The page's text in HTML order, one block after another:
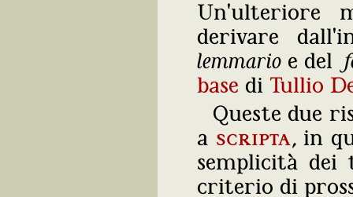
Un'ulteriore
derivare
lemmario e del
base di Tullio
Queste due
a scripta, in
semplicità
criterio di